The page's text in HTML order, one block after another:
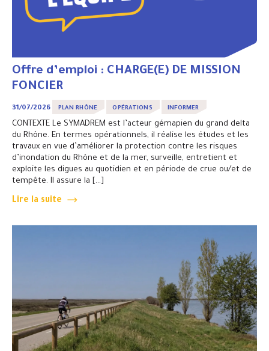
Offre d’emploi : CHARGE(E) DE MISSION
FONCIER
31/07/2026 PLAN RHÔNE OPÉRATIONS INFORMER
CONTEXTE Le SYMADREM est l’acteur gémapien du grand delta
du Rhône. En termes opérationnels, il réalise les études et les
travaux en vue d’améliorer la protection contre les risques
d’inondation du Rhône et de la mer, surveille, entretient et
exploite les digues au quotidien et en période de crue ou/et de
tempête. Il assure la […]
Lire la suite